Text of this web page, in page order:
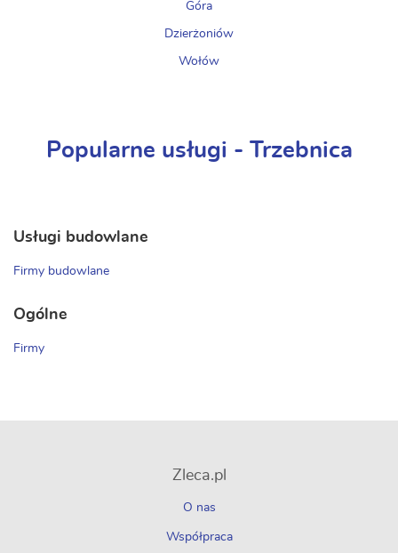
Góra
Dzierżoniów
Wołów
Popularne usługi - Trzebnica
Usługi budowlane
Firmy budowlane
Ogólne
Firmy
Zleca.pl
O nas
Współpraca